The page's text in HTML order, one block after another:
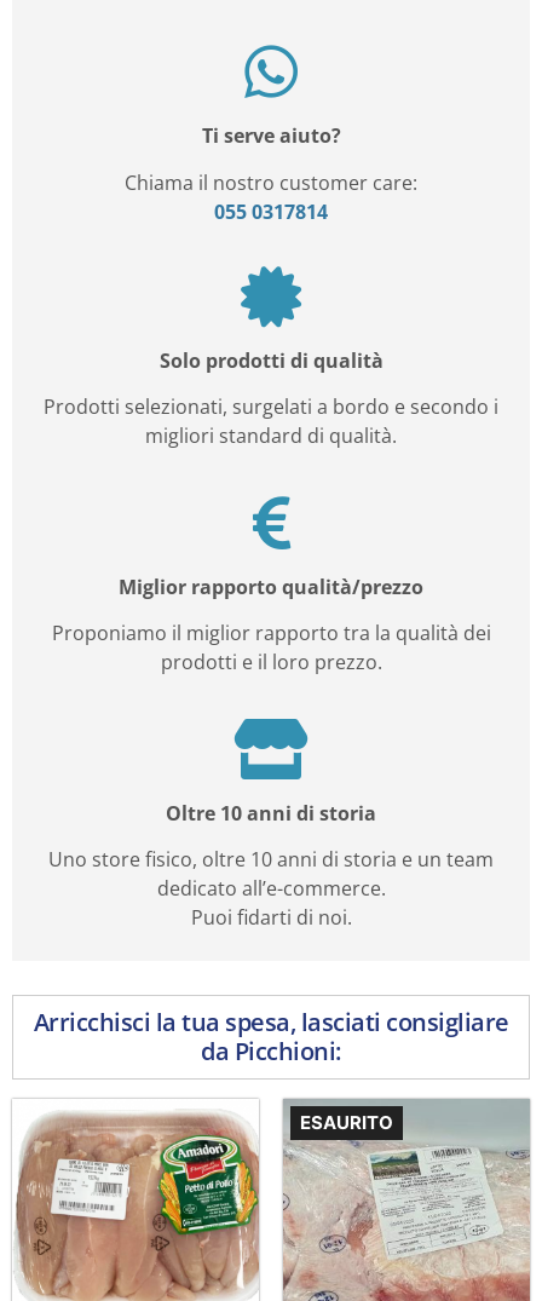
Ti serve aiuto?
Chiama il nostro customer care:
055 0317814
Solo prodotti di qualità
Prodotti selezionati, surgelati a bordo e secondo i
migliori standard di qualità.
Miglior rapporto qualità/prezzo
Proponiamo il miglior rapporto tra la qualità dei
prodotti e il loro prezzo.
Oltre 10 anni di storia
Uno store fisico, oltre 10 anni di storia e un team
dedicato all’e-commerce.
Puoi fidarti di noi.
Arricchisci la tua spesa, lasciati consigliare
da Picchioni:
ESAURITO